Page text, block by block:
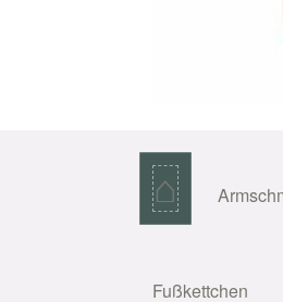
⌂
Fußkettchen